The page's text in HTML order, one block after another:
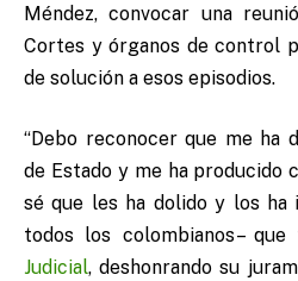
Méndez, convocar una
Cortes y órganos de control
de solución a esos episodios.
“Debo reconocer que me ha
de Estado y me ha producido
sé que les ha dolido y los ha
todos los colombianos–
Judicial, deshonrando su